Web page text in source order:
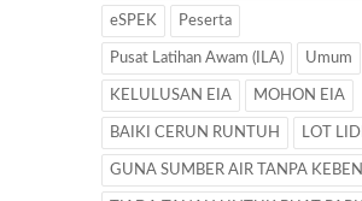
eSPEK Peserta
Pusat Latihan Awam (ILA) Umum
KELULUSAN EIA MOHON EIA
BAIKI CERUN RUNTUH LOT LIDI
GUNA SUMBER AIR TANPA